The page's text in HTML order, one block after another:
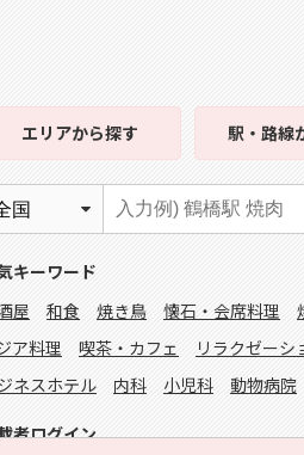
エリアから探す 駅・路線
キーワード
屋
和食 焼き鳥 懐石・会席料理
ア料理
喫茶・カフェ リラクゼーシ
ネスホテル
内科 小児科 動物病院
者ログイン